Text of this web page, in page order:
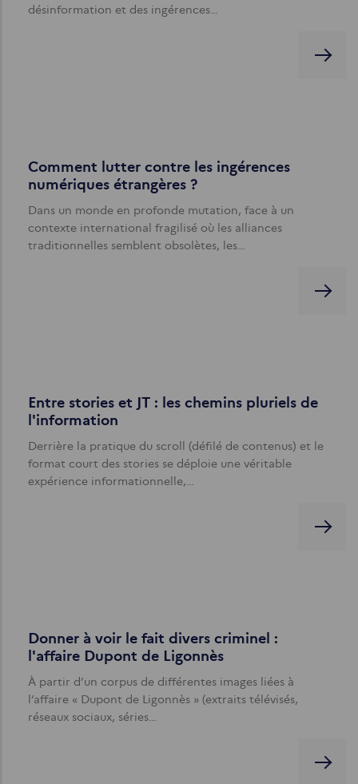
désinformation et des ingérences…
Comment lutter contre les ingérences
numériques étrangères ?
Dans un monde en profonde mutation, face à un
contexte international fragilisé où les alliances
traditionnelles semblent obsolètes, les…
Entre stories et JT : les chemins pluriels de
l'information
Derrière la pratique du scroll (défilé de contenus) et le
format court des stories se déploie une véritable
expérience informationnelle,…
Donner à voir le fait divers criminel :
l'affaire Dupont de Ligonnès
À partir d’un corpus de différentes images liées à
l’affaire « Dupont de Ligonnès » (extraits télévisés,
réseaux sociaux, séries…